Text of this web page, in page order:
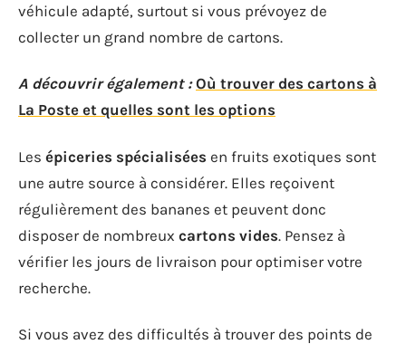
véhicule adapté, surtout si vous prévoyez de
collecter un grand nombre de cartons.
A découvrir également : Où trouver des cartons à
La Poste et quelles sont les options
Les épiceries spécialisées en fruits exotiques sont
une autre source à considérer. Elles reçoivent
régulièrement des bananes et peuvent donc
disposer de nombreux cartons vides. Pensez à
vérifier les jours de livraison pour optimiser votre
recherche.
Si vous avez des difficultés à trouver des points de